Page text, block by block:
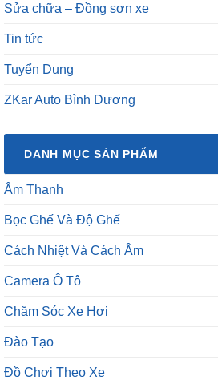
Sửa chữa – Đồng sơn xe
Tin tức
Tuyển Dụng
ZKar Auto Bình Dương
DANH MỤC SẢN PHẨM
Âm Thanh
Bọc Ghế Và Độ Ghế
Cách Nhiệt Và Cách Âm
Camera Ô Tô
Chăm Sóc Xe Hơi
Đào Tạo
Đồ Chơi Theo Xe